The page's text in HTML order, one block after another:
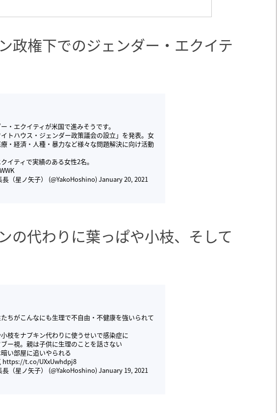
政権下でのジェンダー・エクイテ
・エクイティが米国で進みそうです。
トハウス・ジェンダー政策議会の設立」を発表。女
・経済・人種・暴力など様々な問題解決に向け活動
イティで実績のある女性2名。
（星ノ矢子） (@YakoHoshino)January 20, 2021
の代わりに葉っぱや小枝、そして
ちがこんなにも生理で不自由・不健康を強いられて
枝をナプキン代わりに使うせいで感染症に
ー視。親は子供に生理のことを話さない
い部屋に追いやられる
https://t.co/UXxUwhdpj8
（星ノ矢子） (@YakoHoshino)January 19, 2021